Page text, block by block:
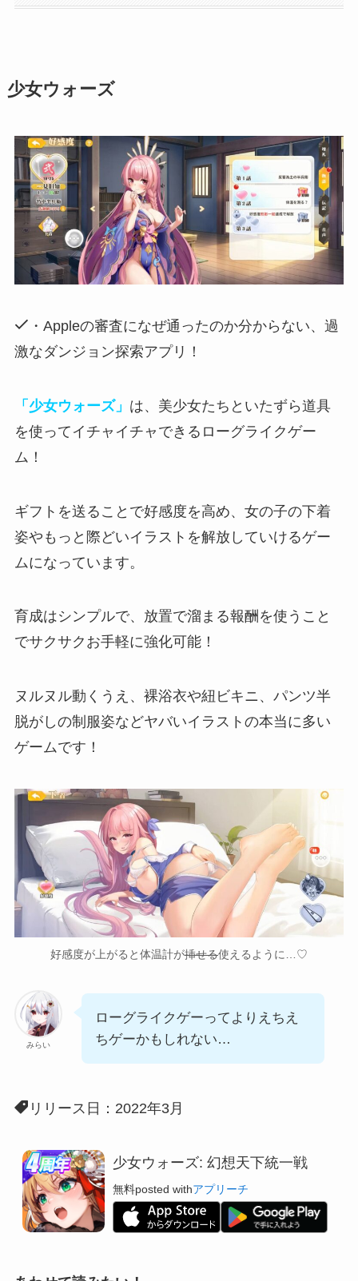
少女ウォーズ
・Appleの審査になぜ通ったのか分からない、過
激なダンジョン探索アプリ！
「少女ウォーズ」 は、美少女たちといたずら道具
を使ってイチャイチャできるローグライクゲー
ム！
ギフトを送ることで好感度を高め、女の子の下着
姿やもっと際どいイラストを解放していけるゲー
ムになっています。
育成はシンプルで、放置で溜まる報酬を使うこと
でサクサクお手軽に強化可能！
ヌルヌル動くうえ、 裸浴衣や紐ビキニ、パンツ半
脱がしの制服姿などヤバいイラストの本当に多い
ゲームです！
好感度が上がると体温計が挿せる使えるように…♡
みらい
ローグライクゲーってよりえちえ
ちゲーかもしれない…
リリース日：2022年3月
少女ウォーズ: 幻想天下統一戦
無料posted withアプリーチ